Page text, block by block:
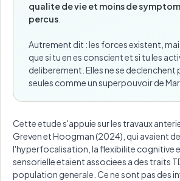
qualite de vie et moins de
percus
Autrement dit : les forces existent,
que si tu en es conscient et si tu les
deliberement. Elles ne se declenchent
seules comme un superpouvoir de
Cette etude s'appuie sur les travaux
Greven et Hoogman (2024), qui avaient
l'hyperfocalisation, la flexibilite cognitive
sensorielle etaient associees a des traits
population generale. Ce ne sont pas des